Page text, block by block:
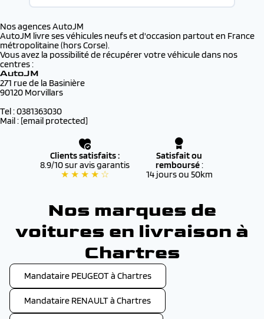
Nos agences AutoJM
AutoJM livre ses véhicules neufs et d'occasion partout en France
métropolitaine (hors Corse).
Vous avez la possibilité de récupérer votre véhicule dans nos
centres :
AutoJM
271 rue de la Basinière
90120 Morvillars
Tel : 0381363030
Mail : [email protected]
Clients satisfaits :
8.9/10 sur avis garantis
★ ★ ★ ★ ☆
Satisfait ou
remboursé:
14 jours ou 50km
Nos marques de
voitures en livraison à
Chartres
Mandataire PEUGEOT à Chartres
Mandataire RENAULT à Chartres